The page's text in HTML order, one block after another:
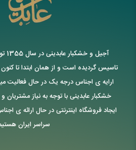
تاسیس گردیده است و از همان ابتدا تا
ارایه ی اجناس درجه یک در حال فعالیت
خشکبار عابدینی با توجه به نیاز مشتریان
ایجاد فروشگاه اینترنتی در حال ارائه ی
سراسر ایران